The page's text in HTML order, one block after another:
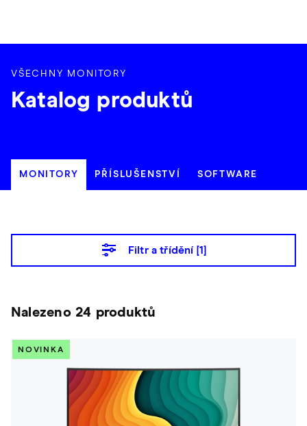
VŠECHNY MONITORY
Katalog produktů
MONITORY PŘÍSLUŠENSTVÍ SOFTWARE
Filtr a třídění [1]
Nalezeno 24 produktů
NOVINKA